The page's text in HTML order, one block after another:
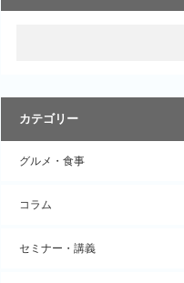
カテゴリー
グルメ・食事
コラム
セミナー・講義